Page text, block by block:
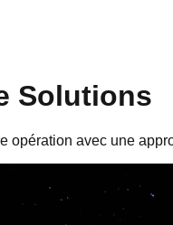
Solutions
opération avec une